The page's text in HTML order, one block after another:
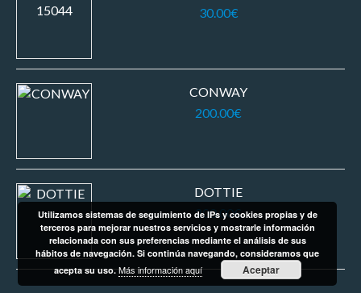
30.00€
CONWAY
200.00€
DOTTIE
200.00€
Utilizamos sistemas de seguimiento de IPs y cookies propias y de
terceros para mejorar nuestros servicios y mostrarle información
relacionada con sus preferencias mediante el análisis de sus
hábitos de navegación. Si continúa navegando, consideramos que
acepta su uso.Más información aquí Aceptar